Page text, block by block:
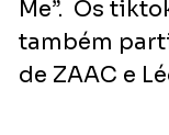
Me”.  Os
também
de ZAAC e